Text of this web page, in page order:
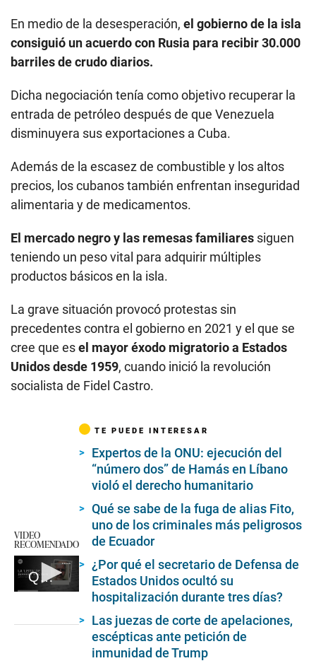
En medio de la desesperación, el gobierno de la isla
consiguió un acuerdo con Rusia para recibir 30.000
barriles de crudo diarios.
Dicha negociación tenía como objetivo recuperar la
entrada de petróleo después de que Venezuela
disminuyera sus exportaciones a Cuba.
Además de la escasez de combustible y los altos
precios, los cubanos también enfrentan inseguridad
alimentaria y de medicamentos.
El mercado negro y las remesas familiares siguen
teniendo un peso vital para adquirir múltiples
productos básicos en la isla.
La grave situación provocó protestas sin
precedentes contra el gobierno en 2021 y el que se
cree que esel mayor éxodo migratorio a Estados
Unidos desde 1959, cuando inició la revolución
socialista de Fidel Castro.
VIDEO
RECOMENDADO
Qué es la 'lista' de Jeffrey Epstein, quiénes aparecen y lo último que se sabe de este caso
TE PUEDE INTERESAR
Expertos de la ONU: ejecución del
“número dos” de Hamás en Líbano
violó el derecho humanitario
Qué se sabe de la fuga de alias Fito,
uno de los criminales más peligrosos
de Ecuador
¿Por qué el secretario de Defensa de
Estados Unidos ocultó su
hospitalización durante tres días?
Las juezas de corte de apelaciones,
escépticas ante petición de
inmunidad de Trump